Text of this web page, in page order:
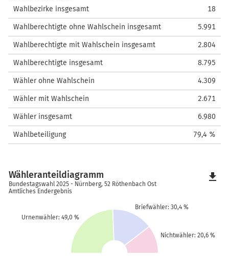
Wahlbezirke insgesamt 18
Wahlberechtigte ohne Wahlschein insgesamt 5.991
Wahlberechtigte mit Wahlschein insgesamt 2.804
Wahlberechtigte insgesamt 8.795
Wähler ohne Wahlschein 4.309
Wähler mit Wahlschein 2.671
Wähler insgesamt 6.980
Wahlbeteiligung 79,4 %
Urnenwähler: 49,0 %
Briefwähler: 30,4 %
Nichtwähler: 20,6 %
Wähleranteildiagramm
Bundestagswahl 2025 - Nürnberg, 52 Röthenbach Ost
Amtliches Endergebnis
file_download